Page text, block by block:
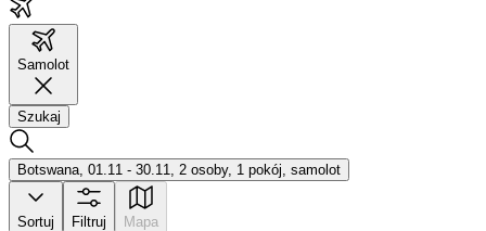
Samolot
Szukaj
Botswana, 01.11 - 30.11, 2 osoby, 1 pokój, samolot
Sortuj Filtruj Mapa